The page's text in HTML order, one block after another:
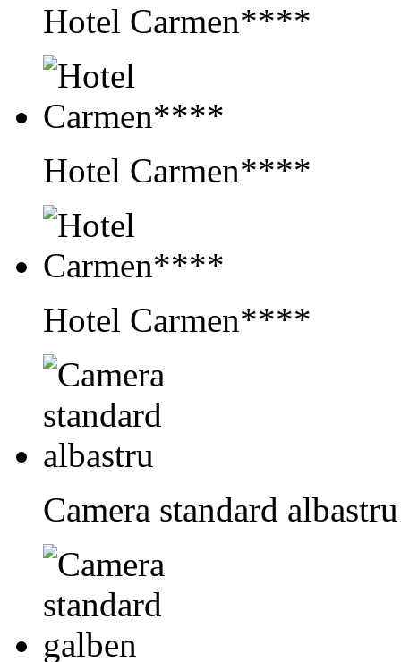
Hotel Carmen****
Hotel Carmen****
Hotel Carmen****
Camera standard albastru